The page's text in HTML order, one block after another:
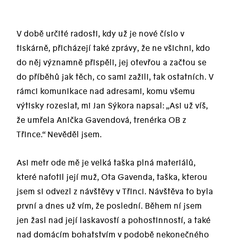
V době určité radosti, kdy už je nové číslo v
tiskárně, přicházejí také zprávy, že ne všichni, kdo
do něj významně přispěli, jej otevřou a začtou se
do příběhů jak těch, co sami zažili, tak ostatních. V
rámci komunikace nad adresami, komu všemu
výtisky rozeslat, mi Jan Sýkora napsal: „Asi už víš,
že umřela Anička Gavendová, trenérka OB z
Třince.“ Nevěděl jsem.
Asi metr ode mě je velká taška plná materiálů,
které nafotil její muž, Ota Gavenda, taška, kterou
jsem si odvezl z návštěvy v Třinci. Návštěva to byla
první a dnes už vím, že poslední. Během ní jsem
jen žasl nad její laskavostí a pohostinností, a také
nad domácím bohatstvím v podobě nekonečného